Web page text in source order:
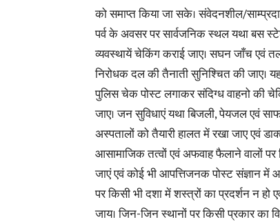
को समाप्त किया जा सके। संवेदनशील/
पर्व के अवसर पर सार्वजनिक स्थल यथा बस
व्यवस्थायें चेकिंग कराई जाए। सघन जाँच एवं
निरोधक दल की तैनाती सुनिश्चित की जाए।
पुलिस चेक पोस्ट लगाकर संदिग्ध वाहनो की
जाए। जन सुविधाएं यथा बिजली, पेयजल एवं
अस्पतालों को तैयारी हालत में रखा जाए एवं
आसामाजिक तत्वों एवं अफवाह फैलाने वालों पर
जाएं एवं कोई भी आपत्तिजनक पोस्ट संज्ञान में
पर किसी भी दशा में शस्त्रों का प्रदर्शन न
जाय। जिन-जिन स्थानों पर किसी प्रकार का